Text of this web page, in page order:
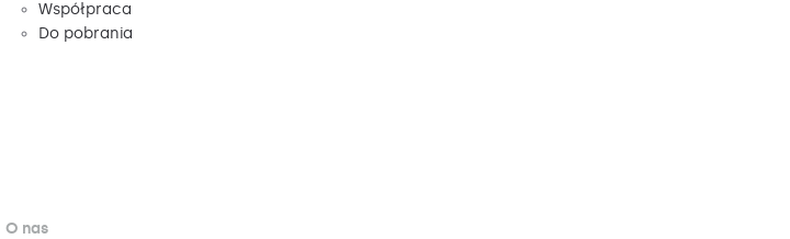
Współpraca
Do pobrania
O nas